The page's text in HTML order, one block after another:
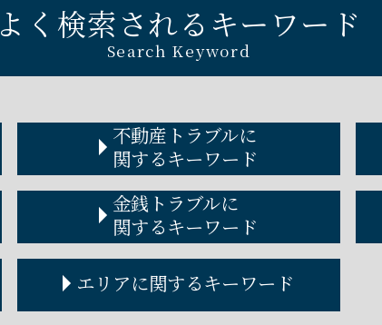
よく検索されるキーワード
Search Keyword
不動産トラブルに
関するキーワード
家賃 値上げ 拒否
アパート 取り壊し 立ち退き 拒否
賃貸不動産トラブル 相談
不動産トラブル
個人間 不動産売買
金銭トラブルに
関するキーワード
金銭トラブル 個人間
金銭トラブル 法律
エリアに関するキーワード